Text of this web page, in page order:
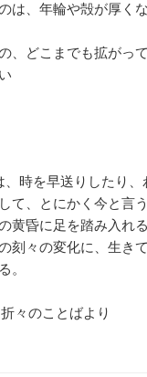
は、年輪や殻が厚く
、どこまでも拡がっ
、時を早送りしたり、
て、とにかく今と言
黄昏に足を踏み入れ
刻々の変化に、生き
。
のことばより